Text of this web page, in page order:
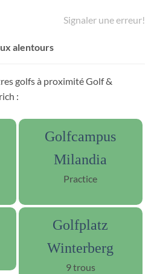
Signaler une erreur!
alentours
golfs à proximité Golf &
:
Golfcampus
Milandia
Practice
Golfplatz
Winterberg
9 trous